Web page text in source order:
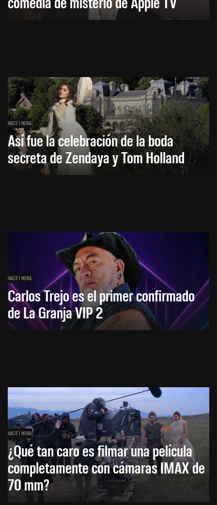
HACE 1 HORA
Así fue la celebración de la boda
secreta de Zendaya y Tom Holland
HACE 1 HORA
Carlos Trejo es el primer confirmado
de La Granja VIP 2
HACE 1 HORA
¿Qué tan caro es filmar una película
completamente con cámaras IMAX de
70 mm?